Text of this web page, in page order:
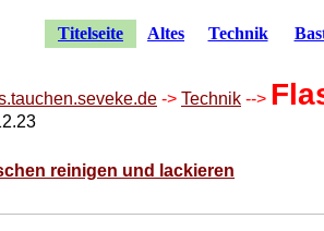
-> Technik -->
reinigen und lackieren